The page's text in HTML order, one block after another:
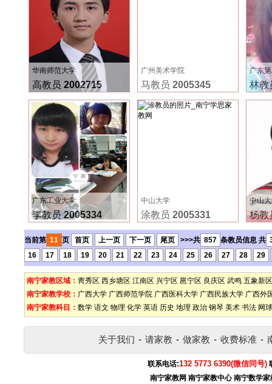
华南师范大学
高教员 2002715
广州美术学院
马教员 2005345
广东
林
广东工业大学
李教员2005334
中山大学
涂教员 2005331
中山
杨
当前第 11 页 首页 上一页 下一页 尾页 >>>共 857 条教员信息 共
16
17 18 19 20 21 22 23 24 25 26 27 28 29
南宁家教区域： 靑秀区 西乡塘区 江南区 兴宁区 邕宁区 良庆区 武鸣 五象新区
南宁家教学校： 广西大学 广西师范学院 广西医科大学 广西民族大学 广西外
南宁家教科目： 数学 语文 物理 化学 英语 历史 地理 政治 钢琴 美术 书法 网球
关于我们 - 请家教 - 做家教 - 收费标准 -
联系电话:132 5773 6390(微信同号)
南宁家教网 南宁家教中心 南宁数学家